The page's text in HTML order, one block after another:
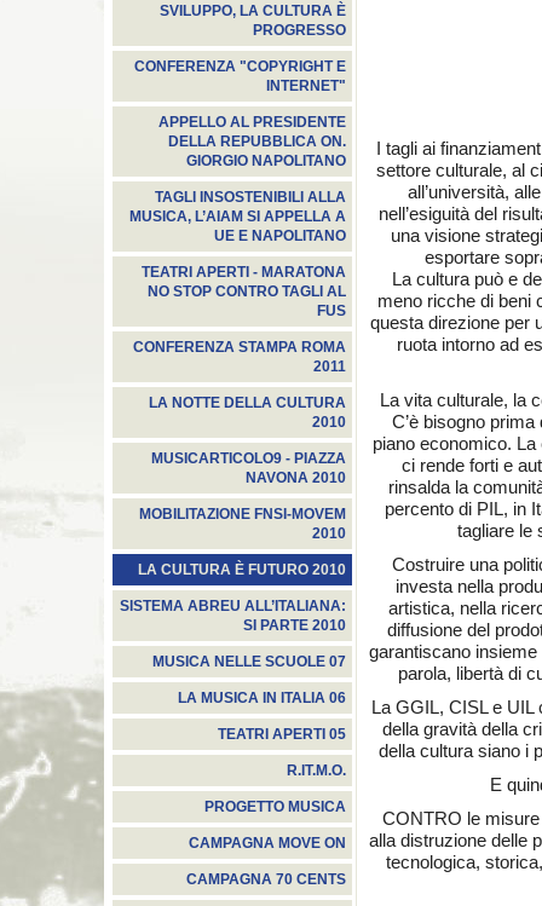
SVILUPPO, LA CULTURA È
PROGRESSO
CONFERENZA "COPYRIGHT E
INTERNET"
APPELLO AL PRESIDENTE
DELLA REPUBBLICA ON.
GIORGIO NAPOLITANO
TAGLI INSOSTENIBILI ALLA
MUSICA, L’AIAM SI APPELLA A
UE E NAPOLITANO
TEATRI APERTI - MARATONA
NO STOP CONTRO TAGLI AL
FUS
CONFERENZA STAMPA ROMA
2011
LA NOTTE DELLA CULTURA
2010
MUSICARTICOLO9 - PIAZZA
NAVONA 2010
MOBILITAZIONE FNSI-MOVEM
2010
LA CULTURA È FUTURO 2010
SISTEMA ABREU ALL’ITALIANA:
SI PARTE 2010
MUSICA NELLE SCUOLE 07
LA MUSICA IN ITALIA 06
TEATRI APERTI 05
R.IT.M.O.
PROGETTO MUSICA
CAMPAGNA MOVE ON
CAMPAGNA 70 CENTS
I tagli ai
settore culturale, al
all’università,
nell’esiguità del
una visione
esportare
La cultura può e
meno ricche di beni
questa direzione per
ruota intorno ad
La vita culturale, la
C’è bisogno
piano economico. La
ci rende forti e
rinsalda la
percento di PIL, in
tagliare le
Costruire una
investa nella
artistica, nella
diffusione del
garantiscano
parola, libertà di
La GGIL, CISL e
della gravità della
della cultura siano i
E
CONTRO le
alla distruzione delle
tecnologica,